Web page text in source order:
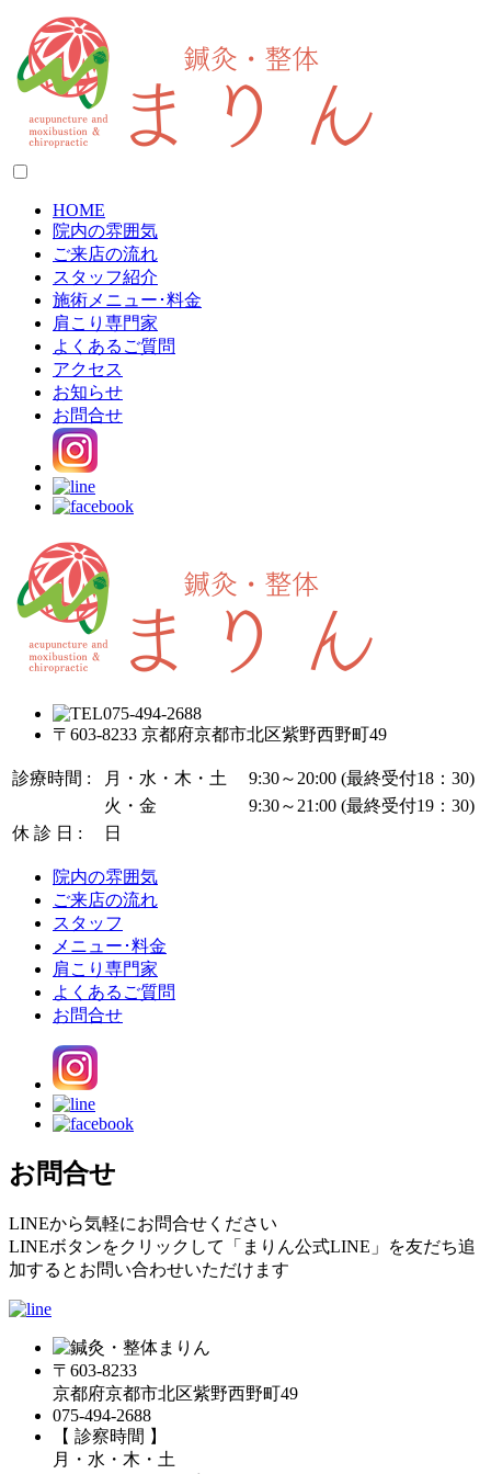
HOME
院内の雰囲気
ご来店の流れ
スタッフ紹介
施術メニュー･料金
肩こり専門家
よくあるご質問
アクセス
お知らせ
お問合せ
〒603-8233 京都府京都市北区紫野西野町49
診療時間 : 月・水・木・土
9:30～20:00 (最終受付18：30)
火・金
9:30～21:00 (最終受付19：30)
休 診 日 :
日
院内の雰囲気
ご来店の流れ
スタッフ
メニュー･料金
肩こり専門家
よくあるご質問
お問合せ
お問合せ
LINEから気軽にお問合せください
LINEボタンをクリックして「まりん公式LINE」を友だち追
加するとお問い合わせいただけます
〒603-8233
京都府京都市北区紫野西野町49
075-494-2688
【 診察時間 】
月・水・木・土